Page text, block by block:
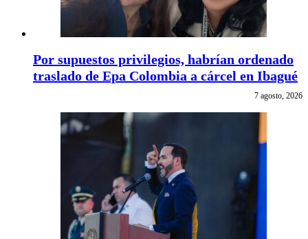
Por supuestos privilegios, habrían ordenado
traslado de Epa Colombia a cárcel en Ibagué
7 agosto, 2026